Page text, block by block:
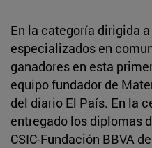
En la categoría dirigida
especializados en
ganadores en esta
equipo fundador de
del diario El País. En la
entregado los diplomas
CSIC-Fundación BBVA